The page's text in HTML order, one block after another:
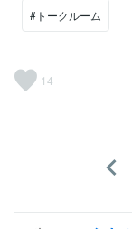
#トークルーム
14